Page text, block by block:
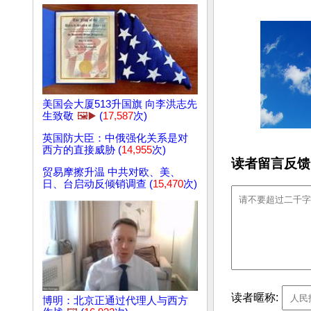
美国会大厦513升国旗 向李洪志先
生致敬 🖼️▶️ (17,587次)
英国防大臣：中俄强化关系是对
西方的直接威胁 (14,955次)
贸易摩擦升温 中共对欧、美、
日、台启动反倾销调查 (15,470次)
博明：北京正通过代理人与西方
读者留言反
读者暱称: